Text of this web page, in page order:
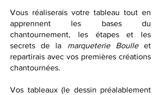
Vous réaliserais votre tableau tout en
apprennent les bases du
chantournement, les étapes et les
secrets de la marqueterie Boulleet
repartirais avec vos premières créations
chantournées.
Vos tableaux (le dessin préalablement